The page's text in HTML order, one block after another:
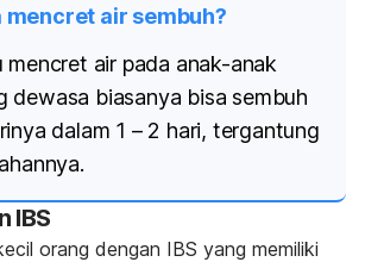
mencret air sembuh?
mencret air pada anak-anak
dewasa biasanya bisa sembuh
dalam 1 – 2 hari, tergantung
IBS
orang dengan IBS yang memiliki